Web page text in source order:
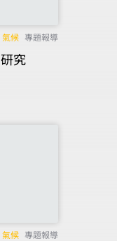
氣候 專題報導
究
氣候 專題報導